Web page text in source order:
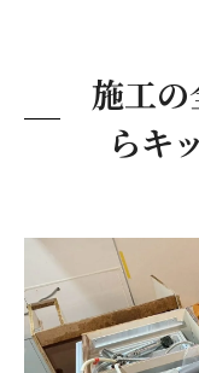
施工
らキ